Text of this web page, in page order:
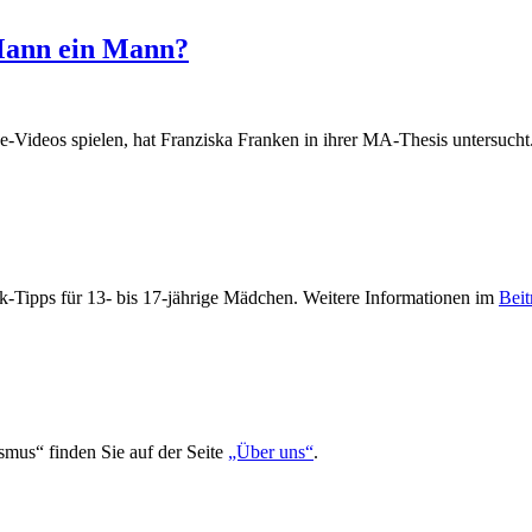
ein Mann?
spielen, hat Franziska Franken in ihrer MA-Thesis untersucht.
Tipps für 13- bis 17-jährige Mädchen. Weitere Informationen im
finden Sie auf der Seite „Über uns“.